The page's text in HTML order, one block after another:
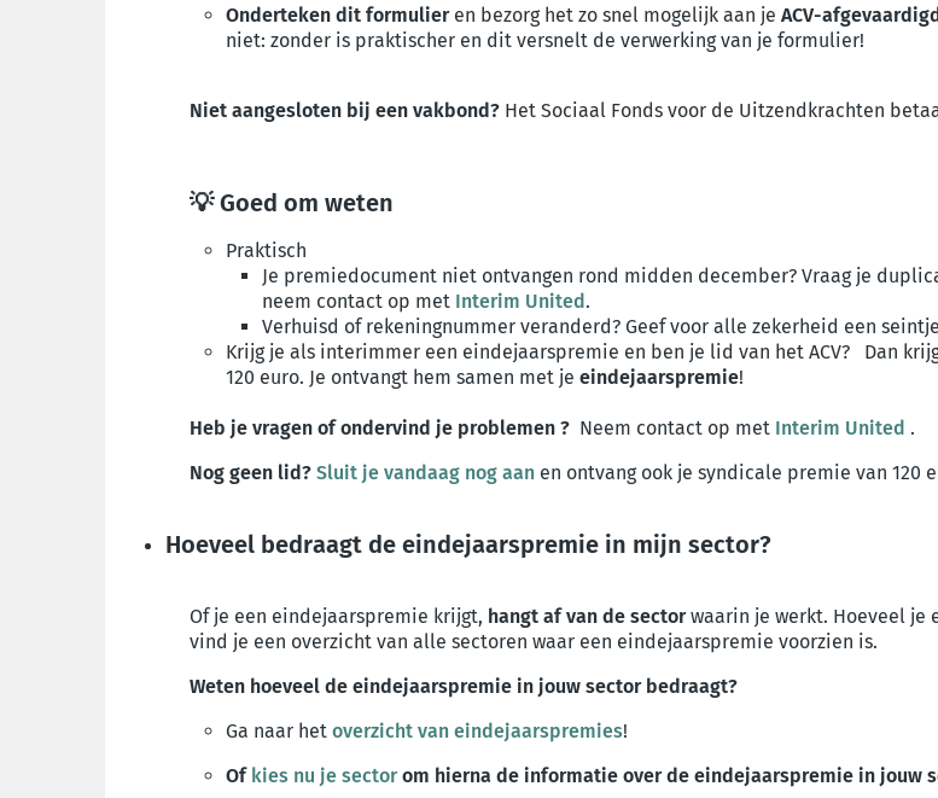
Onderteken dit formulieren bezorg het zo snel mogelijk aan je ACV-
niet: zonder is praktischer en dit versnelt de verwerking van je formulier!
Niet aangesloten bij een vakbond? Het Sociaal Fonds voor de Uitzendkrachten
💡 Goed om weten
Praktisch
Je premiedocument niet ontvangen rond midden december? Vraag je
neem contact op met Interim United.
Verhuisd of rekeningnummer veranderd? Geef voor alle zekerheid een
Krijg je als interimmer een eindejaarspremie en ben je lid van het ACV? Dan
120 euro. Je ontvangt hem samen met je eindejaarspremie!
Heb je vragen of ondervind je problemen ? Neem contact op met Interim United .
Nog geen lid? Sluit je vandaag nog aan en ontvang ook je syndicale premie van 120
Hoeveel bedraagt de eindejaarspremie in mijn sector?
Of je een eindejaarspremie krijgt, hangt af van de sectorwaarin je werkt. Hoeveel je
vind je een overzicht van alle sectoren waar een eindejaarspremie voorzien is.
Weten hoeveel de eindejaarspremie in jouw sector bedraagt?
Ga naar het overzicht van eindejaarspremies!
Of kies nu je sectorom hierna de informatie over de eindejaarspremie in jouw